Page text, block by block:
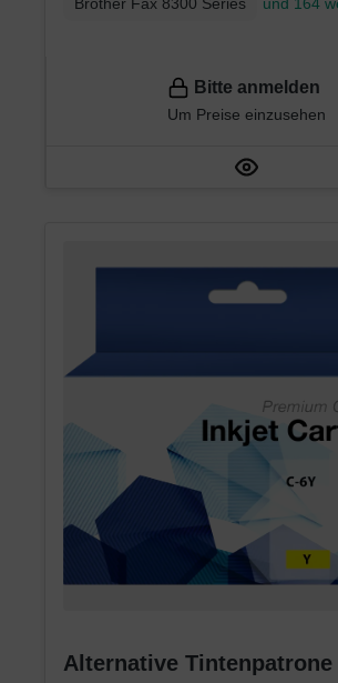
Brother Fax 8300 Series und 164
Bitte anmelden
Um Preise einzusehen
Alternative Tintenpatrone